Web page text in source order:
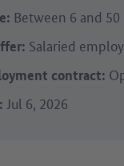
Between 6 and 50
Salaried
contract:
Jul 6, 2026